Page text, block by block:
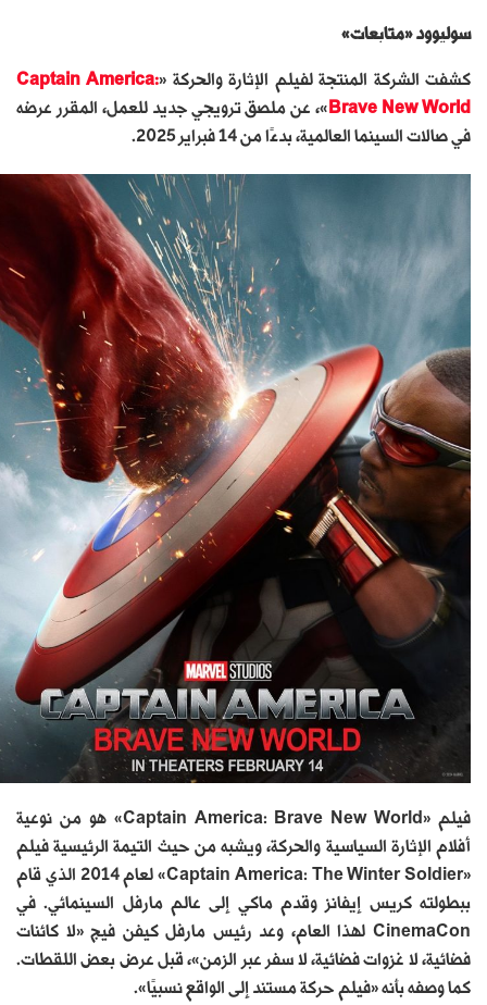
سوليوود «متابعات»
كشفت الشركة المنتجة لفيلم الإثارة والحركة «Captain America:
Brave New World »، عن ملصق ترويجي جديد للعمل، المقرر عرضه
في صالات السينما العالمية، بدءًا من 14 فبراير 2025.
فيلم «Captain America: Brave New World» هو من نوعية
أفلام الإثارة السياسية والحركة، ويشبه من حيث التيمة الرئيسية فيلم
«Captain America: The Winter Soldier» لعام 2014 الذي قام
ببطولته كريس إيفانز وقدم ماكي إلى عالم مارفل السينمائي. في
CinemaCon لهذا العام، وعد رئيس مارفل كيفن فيج «لا كائنات
فضائية، لا غزوات فضائية، لا سفر عبر الزمن»، قبل عرض بعض اللقطات.
كما وصفه بأنه «فيلم حركة مستند إلى الواقع نسبيًا».